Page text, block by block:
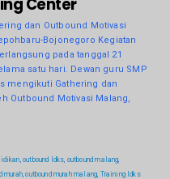
Center
dan Outbound Motivasi
Bojonegoro Kegiatan
pada tanggal 21
satu hari. Dewan guru SMP
mengikuti Gathering dan
Outbound Motivasi Malang,
,outbound ldks outbound malang
murah,outbound murah malang Training ldks